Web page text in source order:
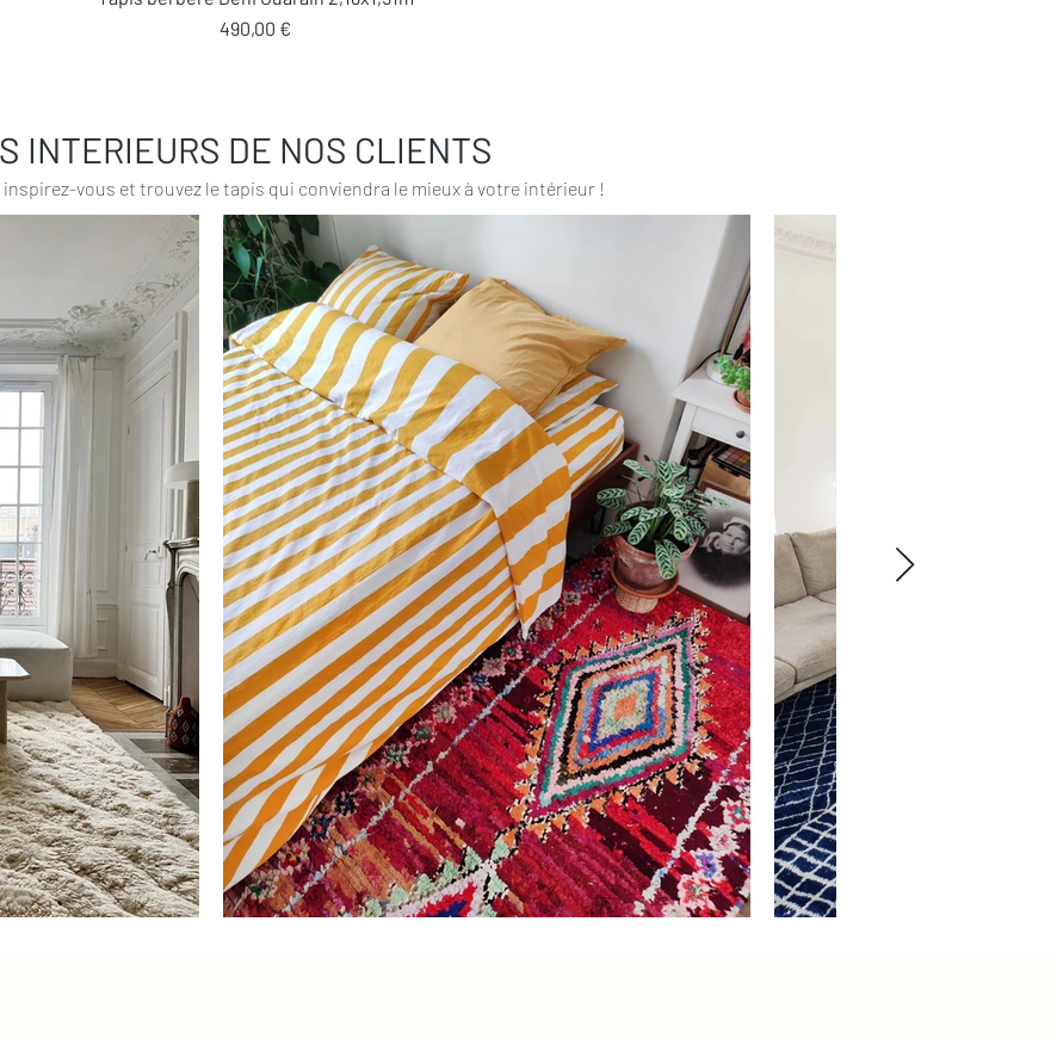
Prix
490,00 €
INTERIEURS DE NOS CLIENTS
inspirez-vous et trouvez le tapis qui conviendra le mieux à votre intérieur !